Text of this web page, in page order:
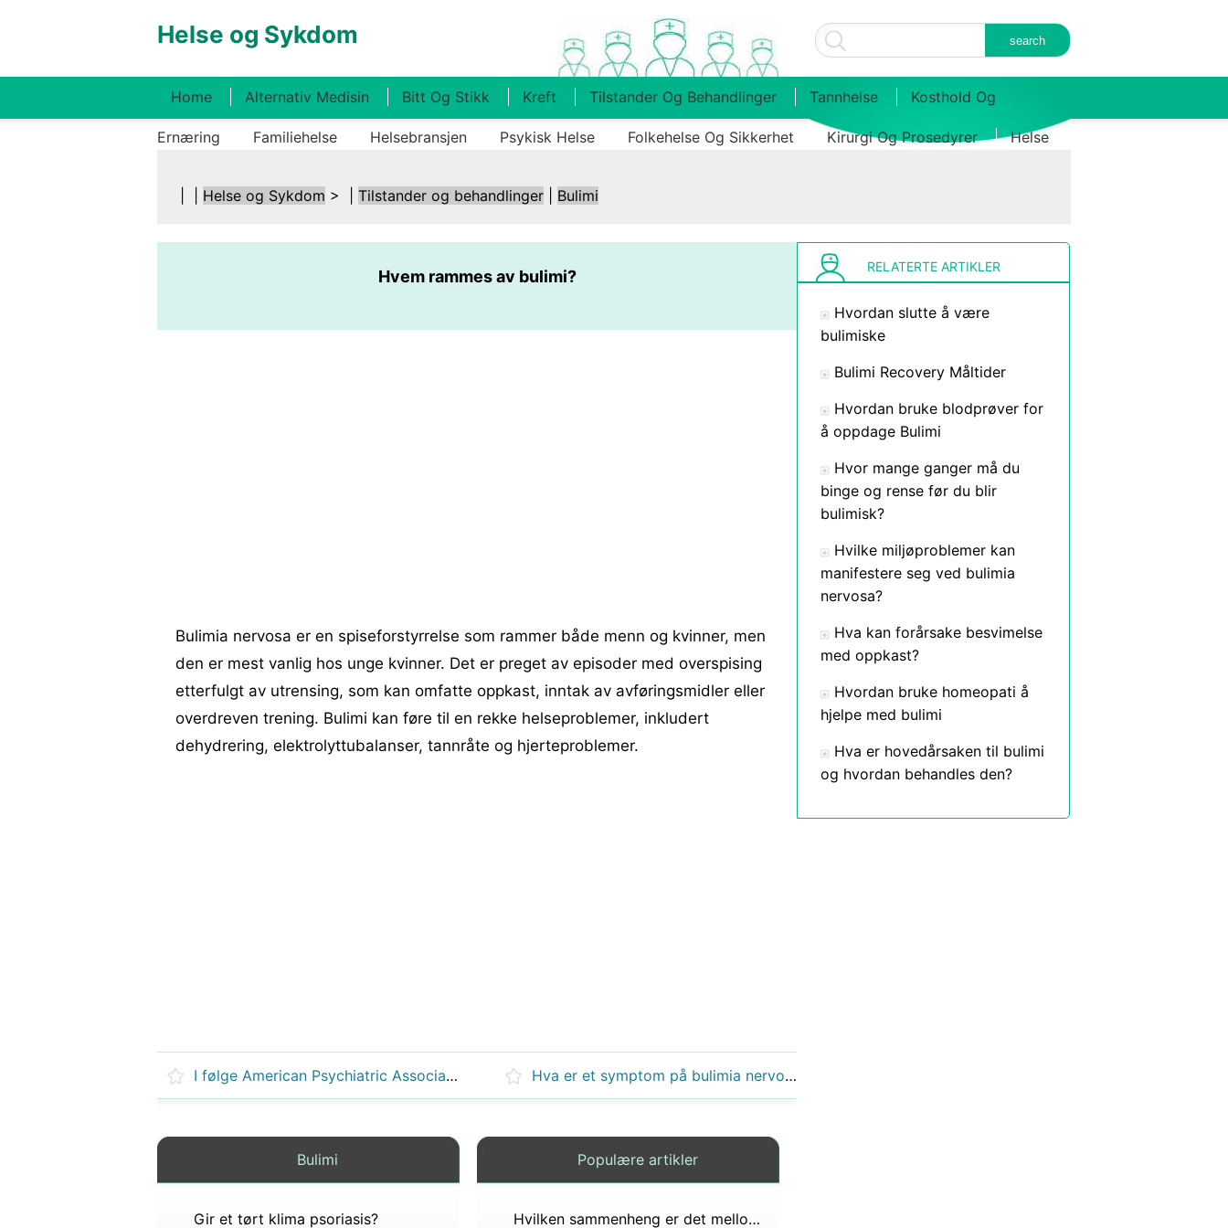
Helse og Sykdom
Home Alternativ Medisin Bitt Og Stikk Kreft Tilstander Og Behandlinger Tannhelse Kosthold Og
Ernæring Familiehelse Helsebransjen Psykisk Helse Folkehelse Og Sikkerhet Kirurgi Og Prosedyrer Helse
Helse og Sykdom > | Tilstander og behandlinger Bulimi
Hvem rammes av bulimi?
Bulimia nervosa er en spiseforstyrrelse som rammer både menn og kvinner, men
den er mest vanlig hos unge kvinner. Det er preget av episoder med overspising
etterfulgt av utrensing, som kan omfatte oppkast, inntak av avføringsmidler eller
overdreven trening. Bulimi kan føre til en rekke helseproblemer, inkludert
dehydrering, elektrolyttubalanser, tannråte og hjerteproblemer.
I følge American Psychiatric Association, hvilken bingeing -atferd må en pasientutstilling før diagnose av bulimi kan gjøres? Hva er et symptom på bulimia nervosa som involverer oppkast?
Bulimi
Gir et tørt klima psoriasis?
Populære artikler
Hvilken sammenheng er det mellom bulimi og dopamin?
RELATERTE ARTIKLER
Hvordan slutte å være
bulimiske
Bulimi Recovery Måltider
Hvordan bruke blodprøver for
å oppdage Bulimi
Hvor mange ganger må du
binge og rense før du blir
bulimisk?
Hvilke miljøproblemer kan
manifestere seg ved bulimia
nervosa?
Hva kan forårsake besvimelse
med oppkast?
Hvordan bruke homeopati å
hjelpe med bulimi
Hva er hovedårsaken til bulimi
og hvordan behandles den?